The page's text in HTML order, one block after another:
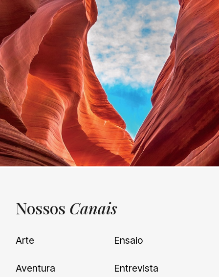
UNQUIET
Newsletter
Nossos Canais
Arte
Aventura
Ensaio
Entrevista